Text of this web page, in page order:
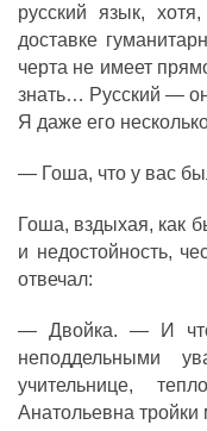
русский язык,
доставке
черта не имеет
знать… Русский —
Я даже его
— Гоша, что у вас
Гоша, вздыхая, как
и недостойность,
отвечал:
— Двойка. — И что
неподдельными
учительнице,
Анатольевна тройки